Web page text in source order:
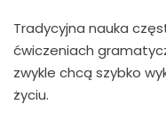
Tradycyjna nauka
ćwiczeniach
zwykle chcą szybko
życiu.